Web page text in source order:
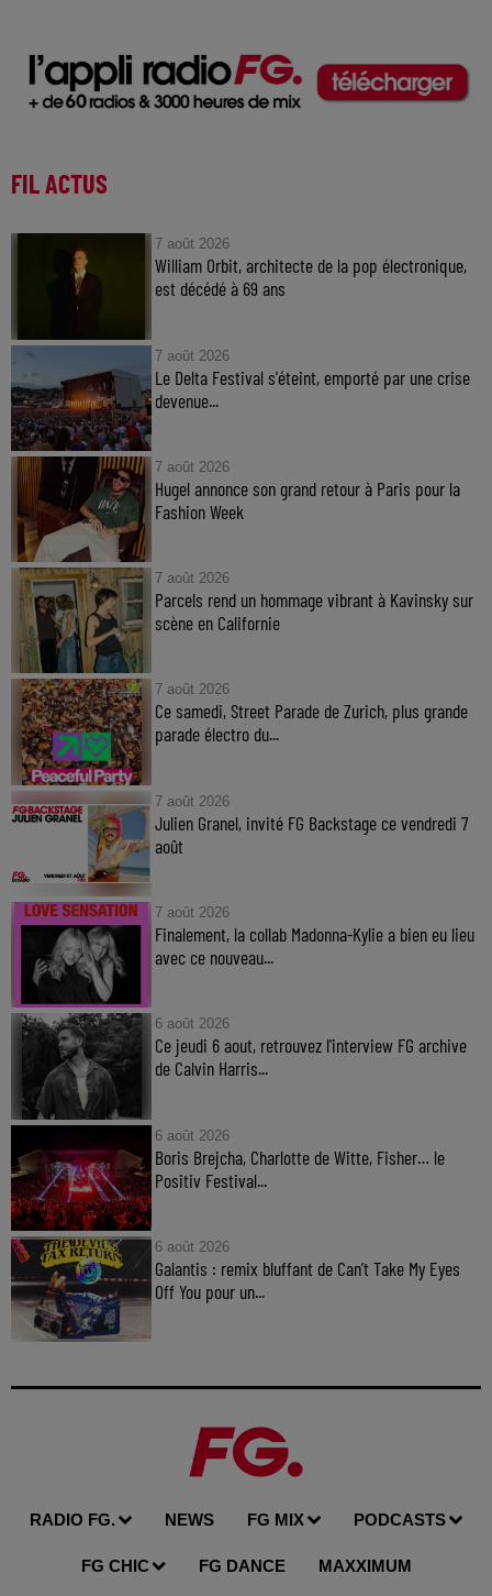
FIL ACTUS
7 août 2026
William Orbit, architecte de la pop électronique,
est décédé à 69 ans
7 août 2026
Le Delta Festival s'éteint, emporté par une crise
devenue...
7 août 2026
Hugel annonce son grand retour à Paris pour la
Fashion Week
7 août 2026
Parcels rend un hommage vibrant à Kavinsky sur
scène en Californie
7 août 2026
Ce samedi, Street Parade de Zurich, plus grande
parade électro du...
7 août 2026
Julien Granel, invité FG Backstage ce vendredi 7
août
7 août 2026
Finalement, la collab Madonna-Kylie a bien eu lieu
avec ce nouveau...
6 août 2026
Ce jeudi 6 aout, retrouvez l'interview FG archive
de Calvin Harris...
6 août 2026
Boris Brejcha, Charlotte de Witte, Fisher… le
Positiv Festival...
6 août 2026
Galantis : remix bluffant de Can’t Take My Eyes
Off You pour un...
RADIO FG. NEWS FG MIX PODCASTS
FG CHIC FG DANCE MAXXIMUM